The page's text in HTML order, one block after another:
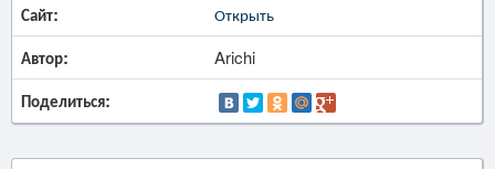
Сайт: Открыть
Автор: Arichi
Поделиться: